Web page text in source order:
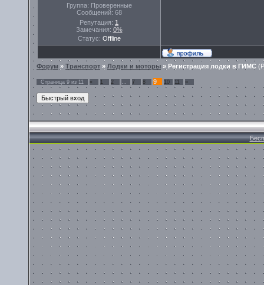
Группа: Проверенные
Сообщений: 68
Репутация: 1
Замечания: 0%
Статус: Offline
Форум » Транспорт » Лодки и моторы » Регистрация лодки в ГИМС
Страница 9 из 11 « 1 2 … 7 8 9 10 11 »